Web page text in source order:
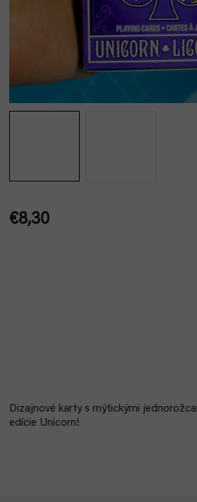
€8,30
Dizajnové karty s mýtickými
edície Unicorn!